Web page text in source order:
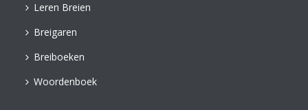
Leren Breien
Breigaren
Breiboeken
Woordenboek